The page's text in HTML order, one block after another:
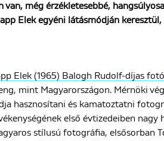
van, még érzékletesebbé,
Elek egyéni látásmódján
Elek (1965) Balogh Rudolf-díjas
mint Magyarországon. Mérnöki
hasznosítani és kamatoztatni
első évtizedeiben
stílusú fotográfia, elsősorban